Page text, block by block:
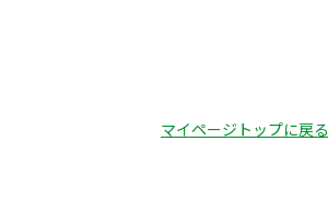
マイページトップに戻る